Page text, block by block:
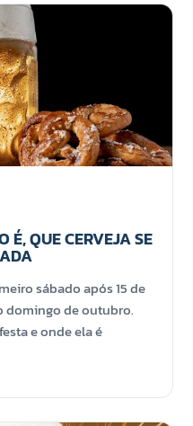
É, QUE CERVEJA SE
sábado após 15 de
domingo de outubro.
e onde ela é